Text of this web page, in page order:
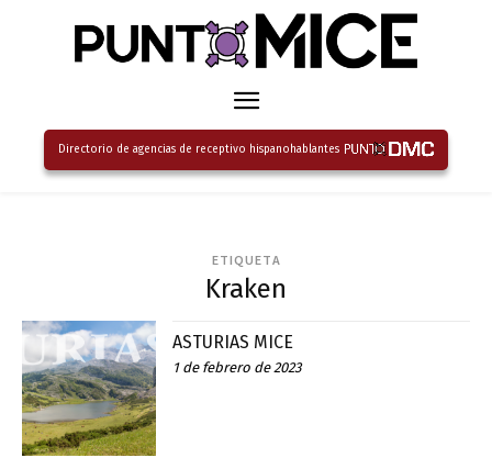
Directorio de agencias de receptivo hispanohablantes
ETIQUETA
Kraken
ASTURIAS MICE
1 de febrero de 2023